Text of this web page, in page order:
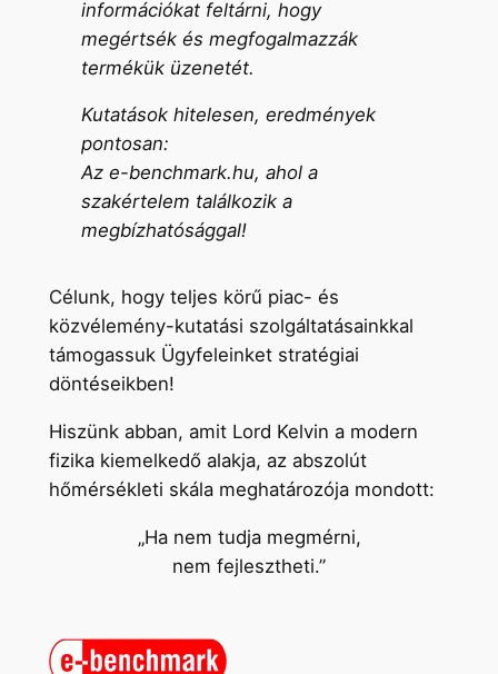
információkat feltárni, hogy
megértsék és megfogalmazzák
termékük üzenetét.
Kutatások hitelesen, eredmények
pontosan:
Az e-benchmark.hu, ahol a
szakértelem találkozik a
megbízhatósággal!
Célunk, hogy teljes körű piac- és
közvélemény-kutatási szolgáltatásainkkal
támogassuk Ügyfeleinket stratégiai
döntéseikben!
Hiszünk abban, amit Lord Kelvin a modern
fizika kiemelkedő alakja, az abszolút
hőmérsékleti skála meghatározója mondott:
„Ha nem tudja megmérni,
nem fejlesztheti.”